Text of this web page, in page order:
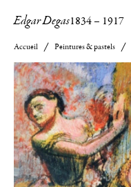
Edgar Degas1834– 1917
Accueil Peintures & pastels